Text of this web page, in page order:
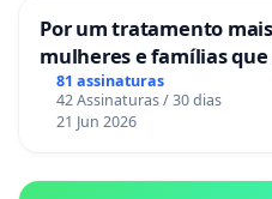
Por um tratamento
mulheres e famílias
gestacional nos
81 assinaturas
42 Assinaturas / 30 dias
21 Jun 2026